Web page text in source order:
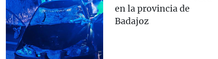
en la provincia de
Badajoz